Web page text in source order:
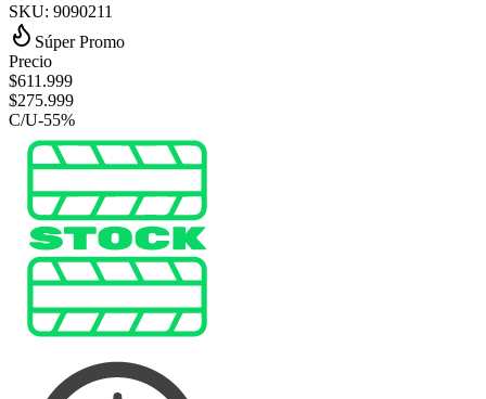
SKU: 9090211
Súper Promo
Precio
$611.999
$275.999
C/U-55%